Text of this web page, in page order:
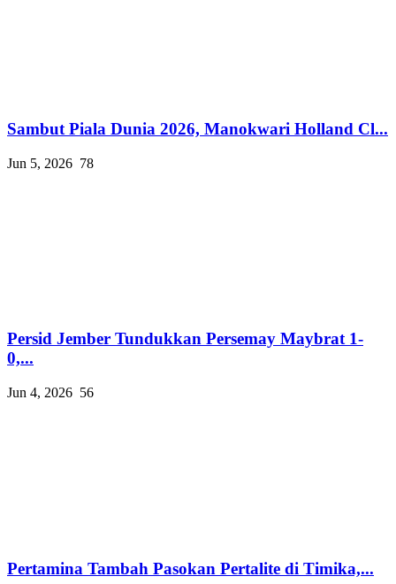
Sambut Piala Dunia 2026, Manokwari Holland Cl...
Jun 5, 2026 78
Persid Jember Tundukkan Persemay Maybrat 1-
0,...
Jun 4, 2026 56
Pertamina Tambah Pasokan Pertalite di Timika,...